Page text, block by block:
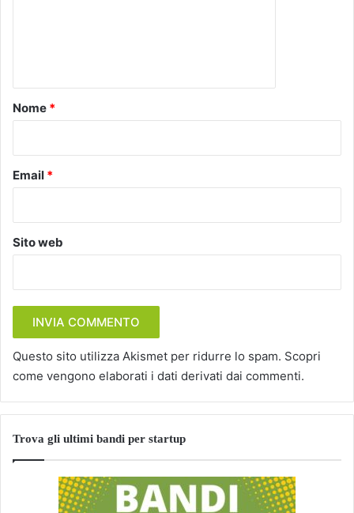
o
Nome *
Email *
Sito web
Questo sito utilizza Akismet per ridurre lo spam. Scopri
come vengono elaborati i dati derivati dai commenti.
Trova gli ultimi bandi per startup